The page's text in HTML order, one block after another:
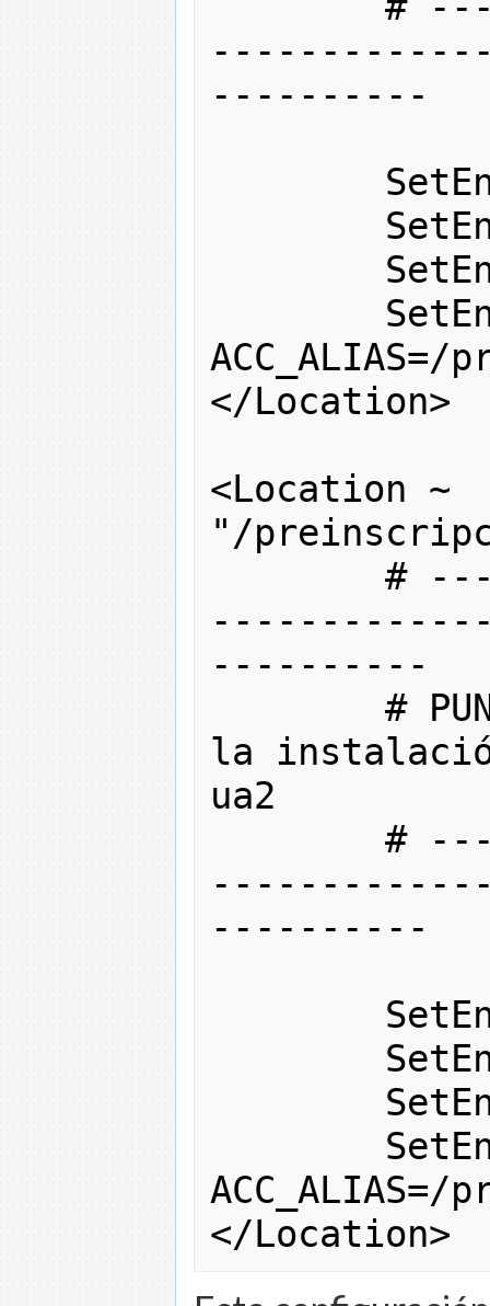
----------
SetEnv
SetEnv
SetEnv
SetEnvIf
ACC_ALIAS=/
</Location>
<
"/
#
----------
#
la
ua2
#
----------
SetEnv
SetEnv
SetEnv
SetEnvIf
ACC_ALIAS=/
</Location>